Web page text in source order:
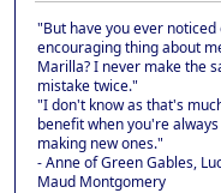
"But have you ever noticed
encouraging thing about
Marilla? I never make the
mistake twice."
"I don't know as that's
benefit when you're always
making new ones."
- Anne of Green Gables,
Maud Montgomery